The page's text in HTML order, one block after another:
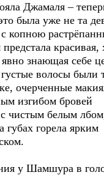
Джамаля –
была уже не та
копною
явно знающая себе
волосы были
очерченные
изгибом бровей
с чистым белым
губах горела ярким
у Шамшура в